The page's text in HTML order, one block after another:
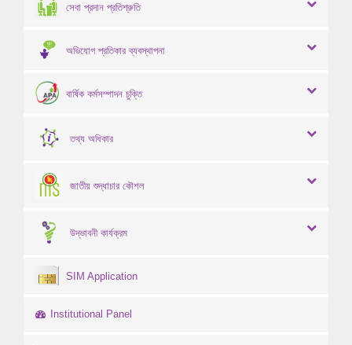
সেবা প্রদান প্রতিশ্রুতি
অভিযোগ প্রতিকার ব্যবস্থাপনা
বার্ষিক কর্মসম্পাদন চুক্তি
তথ্য অধিকার
জাতীয় শুদ্ধাচার কৌশল
উদ্ভাবনী কার্যক্রম
SIM Application
Institutional Panel